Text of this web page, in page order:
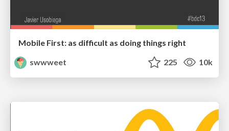
Mobile First: as difficult as doing things right
swwweet
225 10k